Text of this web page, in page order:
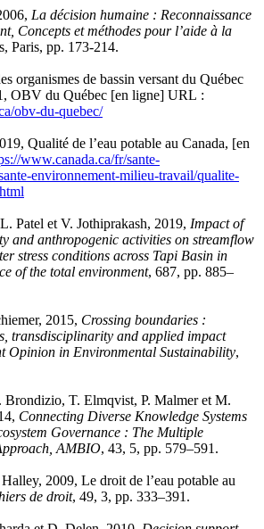
La décision humaine : Reconnaissance
Concepts et méthodes pour l’aide à la
Paris, pp. 173-214.
organismes de bassin versant du Québec
OBV du Québec [en ligne] URL :
obv-du-quebec/
Qualité de l’eau potable au Canada, [en
www.canada.ca/fr/sante-
environnement-milieu-travail/qualite-
Patel et V. Jothiprakash, 2019, Impact of
and anthropogenic activities on streamflow
stress conditions across Tapi Basin in
of the total environment, 687, pp. 885–
2015, Crossing boundaries :
transdisciplinarity and applied impact
Opinion in Environmental Sustainability,
Brondizio, T. Elmqvist, P. Malmer et M.
Connecting Diverse Knowledge Systems
Governance : The Multiple
AMBIO, 43, 5, pp. 579–591.
2009, Le droit de l’eau potable au
de droit, 49, 3, pp. 333–391.